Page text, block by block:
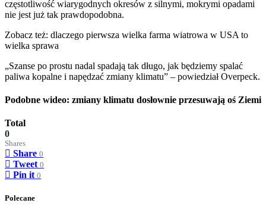
częstotliwość wiarygodnych okresów z silnymi, mokrymi opadami
nie jest już tak prawdopodobna.
Zobacz też: dlaczego pierwsza wielka farma wiatrowa w USA to
wielka sprawa
„Szanse po prostu nadal spadają tak długo, jak będziemy spalać
paliwa kopalne i napędzać zmiany klimatu” – powiedział Overpeck.
Podobne wideo: zmiany klimatu dosłownie przesuwają oś Ziemi
Total
0
Shares
Share 0
Tweet 0
Pin it 0
Polecane